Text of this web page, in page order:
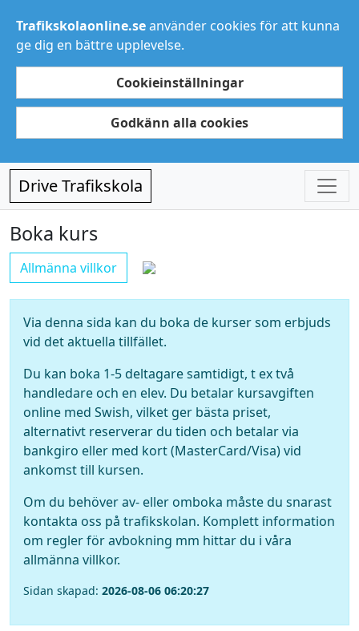
Trafikskolaonline.seanvänder cookies för att kunna
ge dig en bättre upplevelse.
Cookieinställningar
Godkänn alla cookies
Drive Trafikskola
Boka kurs
Allmänna villkor
Via denna sida kan du boka de kurser som erbjuds
vid det aktuella tillfället.
Du kan boka 1-5 deltagare samtidigt, t ex två
handledare och en elev. Du betalar kursavgiften
online med Swish, vilket ger bästa priset,
alternativt reserverar du tiden och betalar via
bankgiro eller med kort (MasterCard/Visa) vid
ankomst till kursen.
Om du behöver av- eller omboka måste du snarast
kontakta oss på trafikskolan. Komplett information
om regler för avbokning mm hittar du i våra
allmänna villkor.
Sidan skapad: 2026-08-06 06:20:27